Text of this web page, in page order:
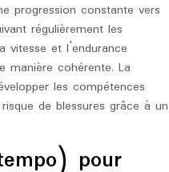
progression constante vers
régulièrement les
vitesse et l’endurance
manière cohérente. La
les compétences
de blessures grâce à un
pour